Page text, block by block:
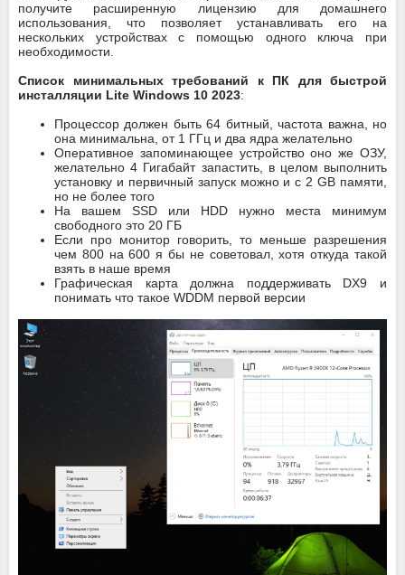
получите расширенную лицензию для домашнего
использования, что позволяет устанавливать его на
нескольких устройствах с помощью одного ключа при
необходимости.
Список минимальных требований к ПК для быстрой
инсталляции Lite Windows 10 2023:
Процессор должен быть 64 битный, частота важна, но
она минимальна, от 1 ГГц и два ядра желательно
Оперативное запоминающее устройство оно же ОЗУ,
желательно 4 Гигабайт запастить, в целом выполнить
установку и первичный запуск можно и с 2 GB памяти,
но не более того
На вашем SSD или HDD нужно места минимум
свободного это 20 ГБ
Если про монитор говорить, то меньше разрешения
чем 800 на 600 я бы не советовал, хотя откуда такой
взять в наше время
Графическая карта должна поддерживать DX9 и
понимать что такое WDDM первой версии